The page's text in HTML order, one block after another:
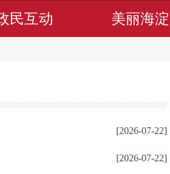
民互动 美丽海淀
[2026-07-22]
[2026-07-22]